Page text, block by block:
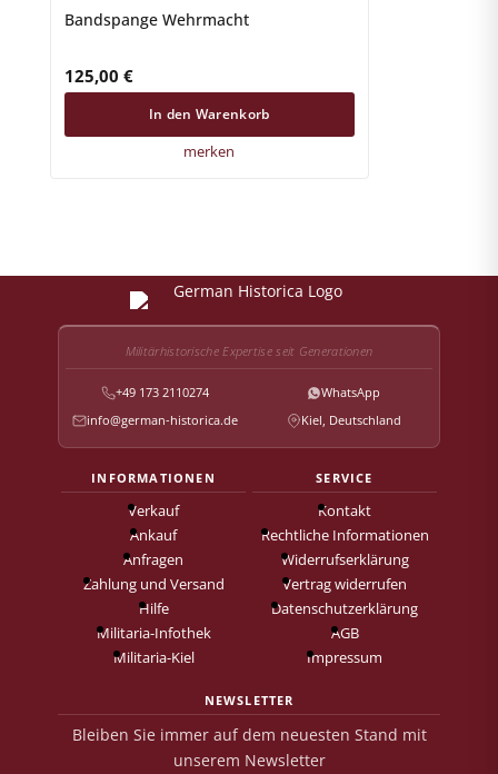
Bandspange Wehrmacht
125,00 €
In den Warenkorb
merken
Militärhistorische Expertise seit Generationen
+49 173 2110274
WhatsApp
info@german-historica.de
Kiel, Deutschland
INFORMATIONEN
Verkauf
Ankauf
Anfragen
Zahlung und Versand
Hilfe
Militaria-Infothek
Militaria-Kiel
SERVICE
Kontakt
Rechtliche Informationen
Widerrufserklärung
Vertrag widerrufen
Datenschutzerklärung
AGB
Impressum
NEWSLETTER
Bleiben Sie immer auf dem neuesten Stand mit
unserem Newsletter